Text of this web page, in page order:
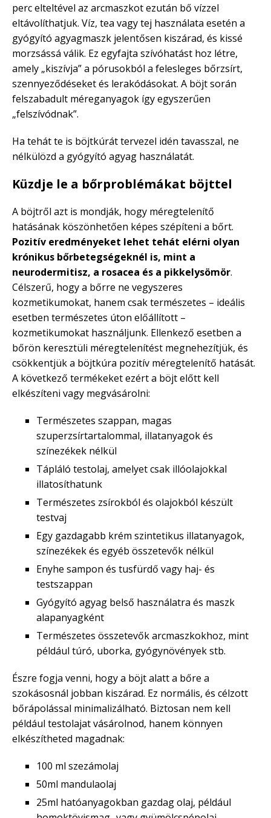
perc elteltével az arcmaszkot ezután bő vízzel
eltávolíthatjuk. Víz, tea vagy tej használata esetén a
gyógyító agyagmaszk jelentősen kiszárad, és kissé
morzsássá válik. Ez egyfajta szívóhatást hoz létre,
amely „kiszívja” a pórusokból a felesleges bőrzsírt,
szennyeződéseket és lerakódásokat. A böjt során
felszabadult méreganyagok így egyszerűen
„felszívódnak”.
Ha tehát te is böjtkúrát tervezel idén tavasszal, ne
nélkülözd a gyógyító agyag használatát.
Küzdje le a bőrproblémákat böjttel
A böjtről azt is mondják, hogy méregtelenítő
hatásának köszönhetően képes szépíteni a bőrt.
Pozitív eredményeket lehet tehát elérni olyan
krónikus bőrbetegségeknél is, mint a
neurodermitisz, a rosacea és a pikkelysömör.
Célszerű, hogy a bőrre ne vegyszeres
kozmetikumokat, hanem csak természetes – ideális
esetben természetes úton előállított –
kozmetikumokat használjunk. Ellenkező esetben a
bőrön keresztüli méregtelenítést megnehezítjük, és
csökkentjük a böjtkúra pozitív méregtelenítő hatását.
A következő termékeket ezért a böjt előtt kell
elkészíteni vagy megvásárolni:
Természetes szappan, magas
szuperzsírtartalommal, illatanyagok és
színezékek nélkül
Tápláló testolaj, amelyet csak illóolajokkal
illatosíthatunk
Természetes zsírokból és olajokból készült
testvaj
Egy gazdagabb krém szintetikus illatanyagok,
színezékek és egyéb összetevők nélkül
Enyhe sampon és tusfürdő vagy haj- és
testszappan
Gyógyító agyag belső használatra és maszk
alapanyagként
Természetes összetevők arcmaszkokhoz, mint
például túró, uborka, gyógynövények stb.
Észre fogja venni, hogy a böjt alatt a bőre a
szokásosnál jobban kiszárad. Ez normális, és célzott
bőrápolással minimalizálható. Biztosan nem kell
például testolajat vásárolnod, hanem könnyen
elkészítheted magadnak:
100 ml szezámolaj
50ml mandulaolaj
25ml hatóanyagokban gazdag olaj, például